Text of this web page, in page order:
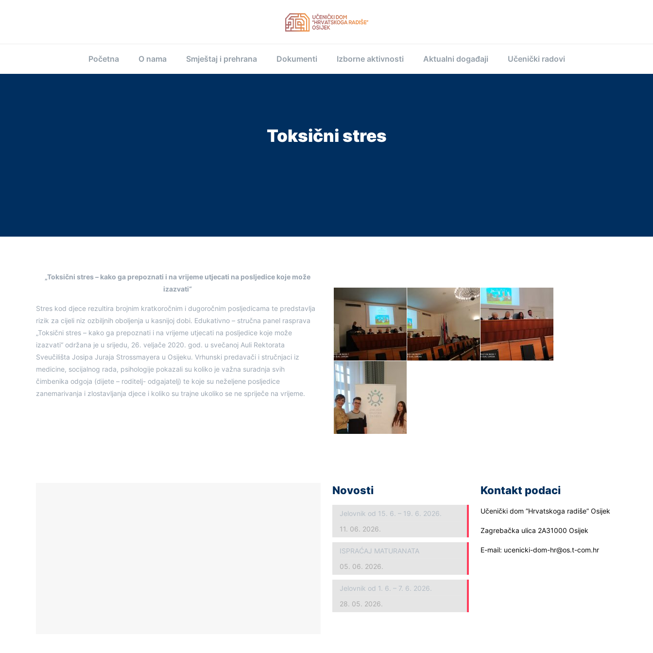
Početna O nama Smještaj i prehrana Dokumenti Izborne aktivnosti Aktualni događaji Učenički radovi
Toksični stres
„Toksični stres – kako ga prepoznati i na vrijeme utjecati na posljedice koje može
izazvati“
Stres kod djece rezultira brojnim kratkoročnim i dugoročnim posljedicama te predstavlja
rizik za cijeli niz ozbiljnih oboljenja u kasnijoj dobi. Edukativno – stručna panel rasprava
„Toksični stres – kako ga prepoznati i na vrijeme utjecati na posljedice koje može
izazvati“ održana je u srijedu, 26. veljače 2020. god. u svečanoj Auli Rektorata
Sveučilišta Josipa Juraja Strossmayera u Osijeku. Vrhunski predavači i stručnjaci iz
medicine, socijalnog rada, psihologije pokazali su koliko je važna suradnja svih
čimbenika odgoja (dijete – roditelj- odgajatelj) te koje su neželjene posljedice
zanemarivanja i zlostavljanja djece i koliko su trajne ukoliko se ne spriječe na vrijeme.
Novosti
Jelovnik od 15. 6. – 19. 6. 2026.
11. 06. 2026.
ISPRAĆAJ MATURANATA
05. 06. 2026.
Jelovnik od 1. 6. – 7. 6. 2026.
28. 05. 2026.
Kontakt podaci
Učenički dom ”Hrvatskoga radiše” Osijek
Zagrebačka ulica 2A31000 Osijek
E-mail: ucenicki-dom-hr@os.t-com.hr